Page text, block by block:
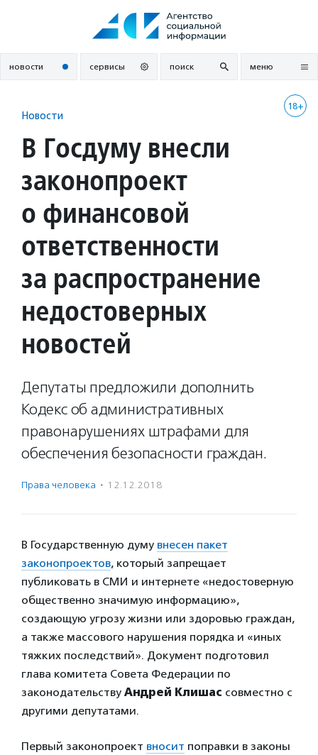
новости сервисы поиск меню
18+
Новости
В Госдуму внесли
законопроект
о финансовой
ответственности
за распространение
недостоверных
новостей
Депутаты предложили дополнить
Кодекс об административных
правонарушениях штрафами для
обеспечения безопасности граждан.
Права человека · 12.12.2018
В Государственную думу внесен пакет
законопроектов, который запрещает
публиковать в СМИ и интернете «недостоверную
общественно значимую информацию»,
создающую угрозу жизни или здоровью граждан,
а также массового нарушения порядка и «иных
тяжких последствий». Документ подготовил
глава комитета Совета Федерации по
законодательству Андрей Клишас совместно с
другими депутатами.
Первый законопроект вносит поправки в законы